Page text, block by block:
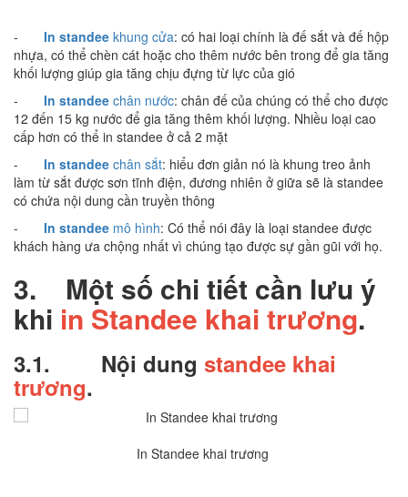
- In standee khung cửa: có hai loại chính là đế sắt và đế hộp
nhựa, có thể chèn cát hoặc cho thêm nước bên trong để gia tăng
khối lượng giúp gia tăng chịu đựng từ lực của gió
- In standee chân nước: chân đế của chúng có thể cho được
12 đến 15 kg nước để gia tăng thêm khối lượng. Nhiều loại cao
cấp hơn có thể in standee ở cả 2 mặt
- In standee chân sắt: hiểu đơn giản nó là khung treo ảnh
làm từ sắt được sơn tĩnh điện, đương nhiên ở giữa sẽ là standee
có chứa nội dung cần truyền thông
- In standee mô hình: Có thể nói đây là loại standee được
khách hàng ưa chộng nhất vì chúng tạo được sự gần gũi với họ.
3. Một số chi tiết cần lưu ý
khi in Standee khai trương.
3.1. Nội dung standee khai
trương.
In Standee khai trương